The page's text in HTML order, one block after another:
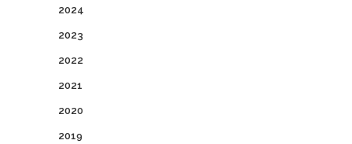
2024
2023
2022
2021
2020
2019